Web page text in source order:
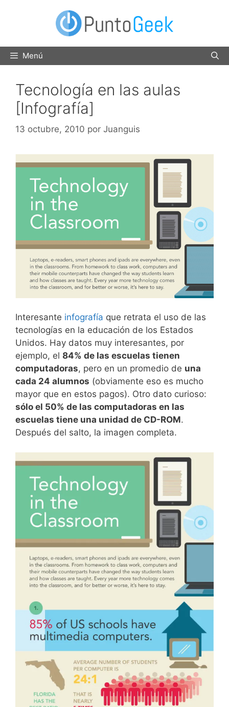
Menú
Tecnología en las aulas
[Infografía]
13 octubre, 2010 por Juanguis
Interesante infografía que retrata el uso de las
tecnologías en la educación de los Estados
Unidos. Hay datos muy interesantes, por
ejemplo, el 84% de las escuelas tienen
computadoras, pero en un promedio de una
cada 24 alumnos (obviamente eso es mucho
mayor que en estos pagos). Otro dato curioso:
sólo el 50% de las computadoras en las
escuelas tiene una unidad de CD-ROM.
Después del salto, la imagen completa.